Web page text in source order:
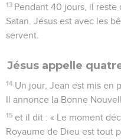
13 Pendant 40 jours, il
Satan. Jésus est avec les
servent.
Jésus appelle
14 Un jour, Jean est mis en
Il annonce la Bonne
15 et il dit : « Le moment
Royaume de Dieu est tout